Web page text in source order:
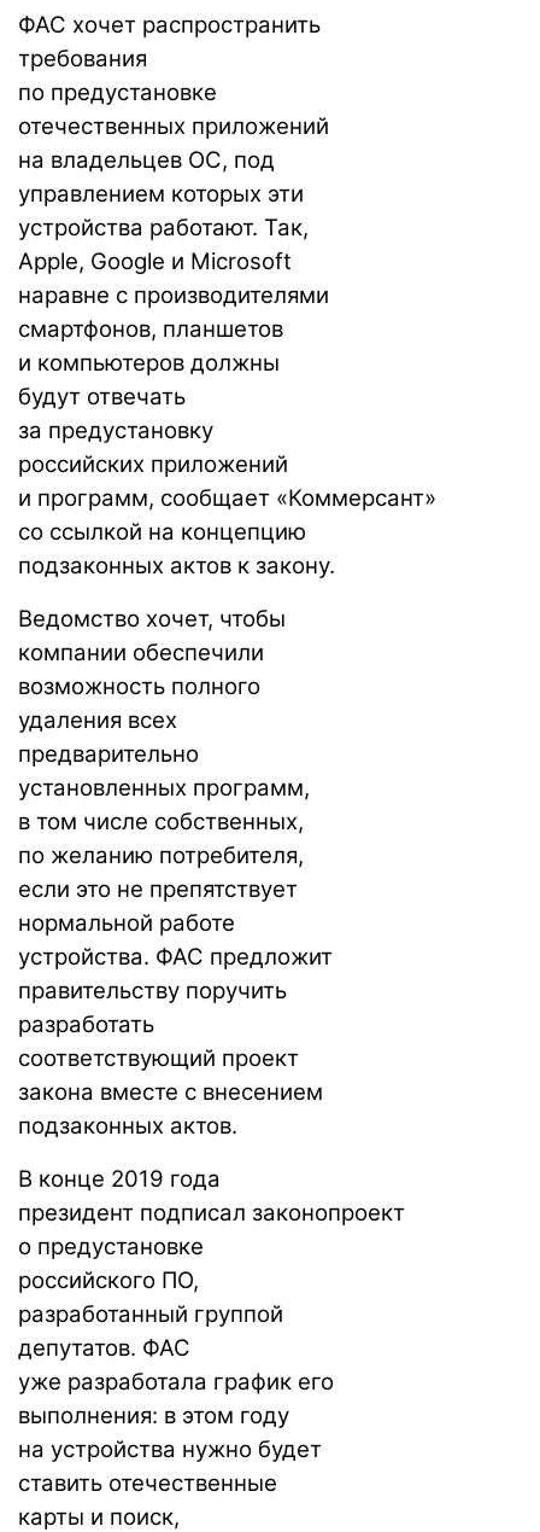
ФАС хочет распространить
требования
по предустановке
отечественных приложений
на владельцев ОС, под
управлением которых эти
устройства работают. Так,
Apple, Google и Microsoft
наравне с производителями
смартфонов, планшетов
и компьютеров должны
будут отвечать
за предустановку
российских приложений
и программ, сообщает «Коммерсант»
со ссылкой на концепцию
подзаконных актов к закону.
Ведомство хочет, чтобы
компании обеспечили
возможность полного
удаления всех
предварительно
установленных программ,
в том числе собственных,
по желанию потребителя,
если это не препятствует
нормальной работе
устройства. ФАС предложит
правительству поручить
разработать
соответствующий проект
закона вместе с внесением
подзаконных актов.
В конце 2019 года
президент подписал законопроект
о предустановке
российского ПО,
разработанный группой
депутатов. ФАС
уже разработала график его
выполнения: в этом году
на устройства нужно будет
ставить отечественные
карты и поиск,